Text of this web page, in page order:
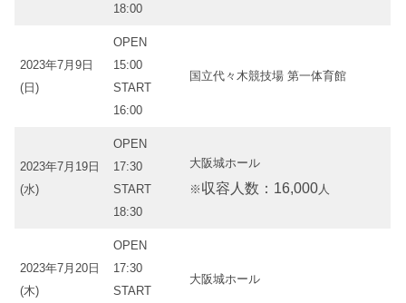
18:00
2023年7月9日
(日)
OPEN
15:00
START
16:00
国立代々木競技場 第一体育館
2023年7月19日
(水)
OPEN
17:30
START
18:30
大阪城ホール
※ 収容人数：16,000 人
2023年7月20日
(木)
OPEN
17:30
START
大阪城ホール